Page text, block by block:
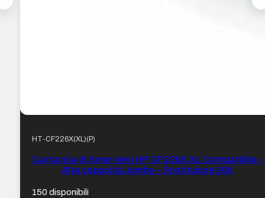
HT-CF226X(XL)(P)
Cartuccia di toner nero HP CF226X XL Compatibile –
Alta capacità/Jumbo – Sostituisce 26X
150 disponibili